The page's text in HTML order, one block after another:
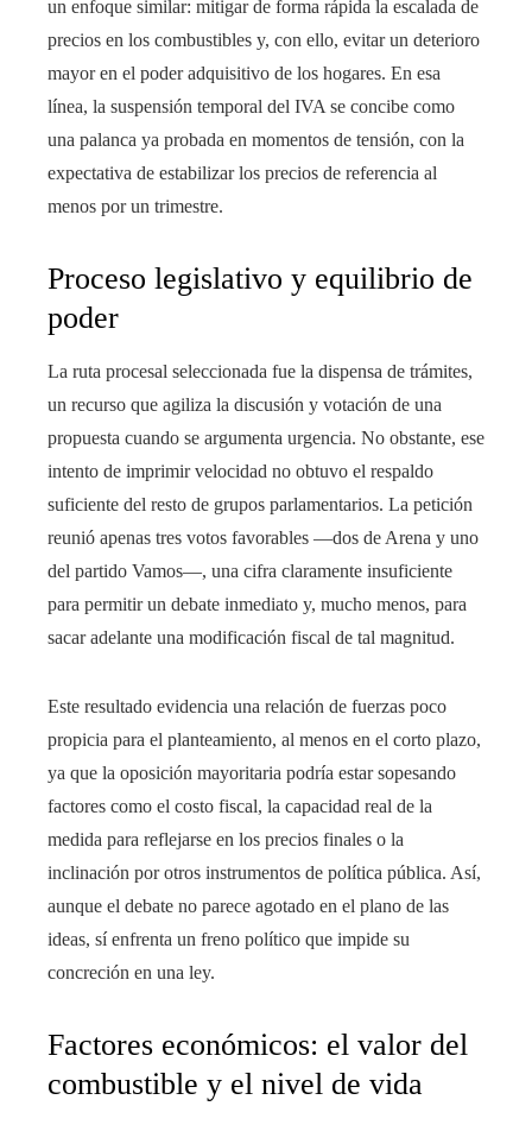
un enfoque similar: mitigar de forma rápida la escalada de
precios en los combustibles y, con ello, evitar un deterioro
mayor en el poder adquisitivo de los hogares. En esa
línea, la suspensión temporal del IVA se concibe como
una palanca ya probada en momentos de tensión, con la
expectativa de estabilizar los precios de referencia al
menos por un trimestre.
Proceso legislativo y equilibrio de
poder
La ruta procesal seleccionada fue la dispensa de trámites,
un recurso que agiliza la discusión y votación de una
propuesta cuando se argumenta urgencia. No obstante, ese
intento de imprimir velocidad no obtuvo el respaldo
suficiente del resto de grupos parlamentarios. La petición
reunió apenas tres votos favorables —dos de Arena y uno
del partido Vamos—, una cifra claramente insuficiente
para permitir un debate inmediato y, mucho menos, para
sacar adelante una modificación fiscal de tal magnitud.
Este resultado evidencia una relación de fuerzas poco
propicia para el planteamiento, al menos en el corto plazo,
ya que la oposición mayoritaria podría estar sopesando
factores como el costo fiscal, la capacidad real de la
medida para reflejarse en los precios finales o la
inclinación por otros instrumentos de política pública. Así,
aunque el debate no parece agotado en el plano de las
ideas, sí enfrenta un freno político que impide su
concreción en una ley.
Factores económicos: el valor del
combustible y el nivel de vida